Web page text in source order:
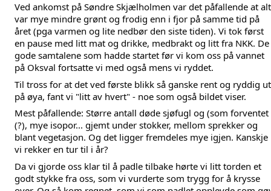
Ved ankomst på Søndre Skjælholmen var det påfallende at alt
var mye mindre grønt og frodig enn i fjor på samme tid på
året (pga varmen og lite nedbør den siste tiden). Vi tok først
en pause med litt mat og drikke, medbrakt og litt fra NKK. De
gode samtalene som hadde startet før vi kom oss på vannet
på Oksval fortsatte vi med også mens vi ryddet.
Til tross for at det ved første blikk så ganske rent og ryddig ut
på øya, fant vi "litt av hvert" - noe som også bildet viser.
Mest påfallende: Større antall døde sjøfugl og (som forventet
(?), mye isopor... gjemt under stokker, mellom sprekker og
blant vegetasjon. Og det ligger fremdeles mye igjen. Kanskje
vi rekker en tur til i år?
Da vi gjorde oss klar til å padle tilbake hørte vi litt torden et
godt stykke fra oss, som vi vurderte som trygg for å krysse